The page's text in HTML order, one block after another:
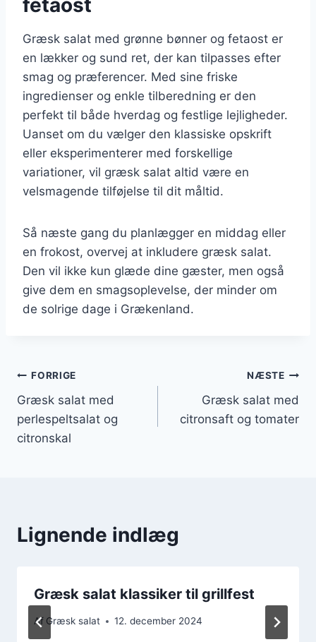
Græsk salat med grønne bønner og fetaost er
en lækker og sund ret, der kan tilpasses efter
smag og præferencer. Med sine friske
ingredienser og enkle tilberedning er den
perfekt til både hverdag og festlige lejligheder.
Uanset om du vælger den klassiske opskrift
eller eksperimenterer med forskellige
variationer, vil græsk salat altid være en
velsmagende tilføjelse til dit måltid.
Så næste gang du planlægger en middag eller
en frokost, overvej at inkludere græsk salat.
Den vil ikke kun glæde dine gæster, men også
give dem en smagsoplevelse, der minder om
de solrige dage i Grækenland.
Indlægsnavigation
FORRIGE
Græsk salat med
perlespeltsalat og
citronskal
NÆSTE
Græsk salat med
citronsaft og tomater
Lignende indlæg
Græsk salat klassiker til grillfest
Af Græsk salat 12. december 2024